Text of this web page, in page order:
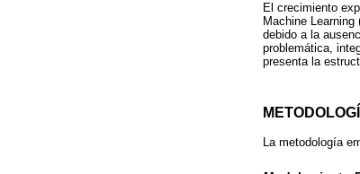
El crecimiento
Machine
debido a la
problemática,
presenta la
La metodología